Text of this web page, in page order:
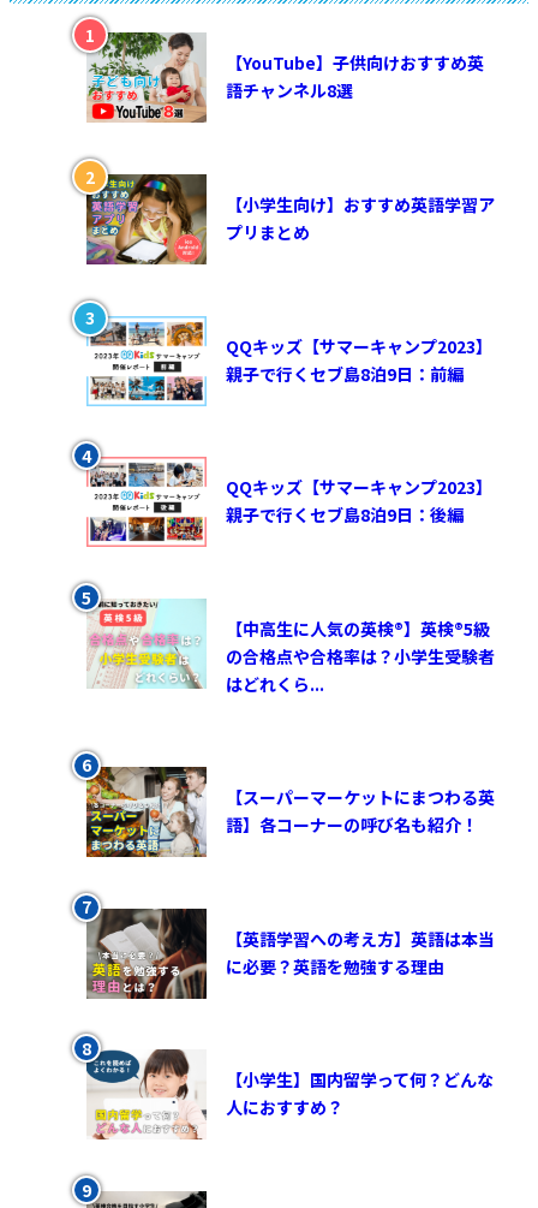
【YouTube】子供向けおすすめ英
語チャンネル8選
【小学生向け】おすすめ英語学習ア
プリまとめ
QQキッズ【サマーキャンプ2023】
親子で行くセブ島8泊9日：前編
QQキッズ【サマーキャンプ2023】
親子で行くセブ島8泊9日：後編
【中高生に人気の英検®︎】英検®︎5級
の合格点や合格率は？小学生受験者
はどれくら...
【スーパーマーケットにまつわる英
語】各コーナーの呼び名も紹介！
【英語学習への考え方】英語は本当
に必要？英語を勉強する理由
【小学生】国内留学って何？どんな
人におすすめ？